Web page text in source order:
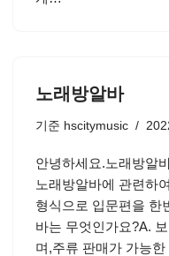
노래방알바
기준 hscitymusic
안녕하세요.노래방알
노래방알바에 관련하
형식으로 입문편을 한
바는 무엇인가요?A.
며,주류 판매가 가능